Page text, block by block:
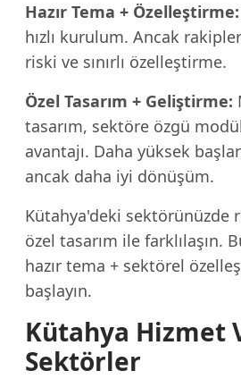
Hazır Tema + Özelleştirme:
hızlı kurulum. Ancak
riski ve sınırlı özelleştirme.
Özel Tasarım + Geliştirme:
tasarım, sektöre özgü
avantajı. Daha yüksek
ancak daha iyi dönüşüm.
Kütahya'deki sektörünüzde
özel tasarım ile farklılaşın.
hazır tema + sektörel
başlayın.
Kütahya Hizmet
Sektörler